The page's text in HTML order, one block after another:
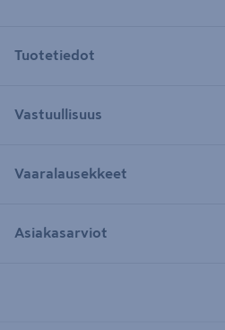
Tuotetiedot
Vastuullisuus
Vaaralausekkeet
Asiakasarviot